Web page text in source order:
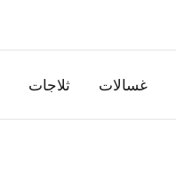
غسالات ثلاجات